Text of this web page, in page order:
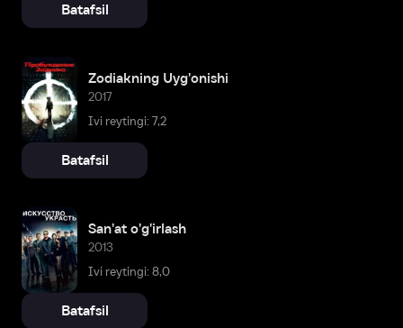
Batafsil
Zodiakning Uyg'onishi
2017
Ivi reytingi: 7,2
Batafsil
San'at o'g'irlash
2013
Ivi reytingi: 8,0
Batafsil